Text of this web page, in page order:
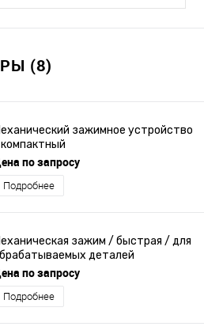
(8)
зажимное устройство
по запросу
Подробнее
зажим / быстрая / для
деталей
по запросу
Подробнее